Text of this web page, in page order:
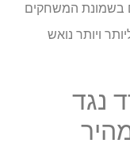
בשמונת המשחקים
ויותר נואש
נגד